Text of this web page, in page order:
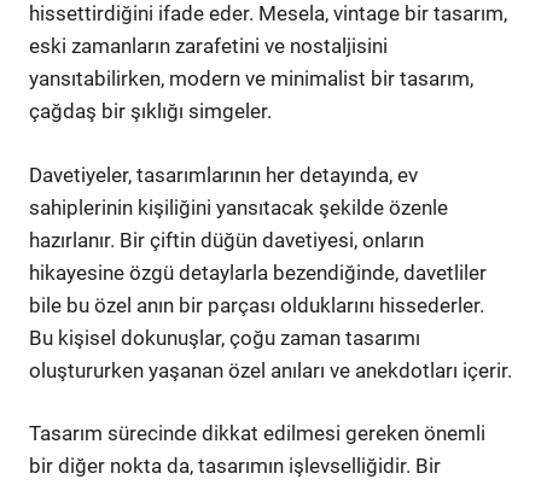
hissettirdiğini ifade eder. Mesela, vintage bir tasarım,
eski zamanların zarafetini ve nostaljisini
yansıtabilirken, modern ve minimalist bir tasarım,
çağdaş bir şıklığı simgeler.
Davetiyeler, tasarımlarının her detayında, ev
sahiplerinin kişiliğini yansıtacak şekilde özenle
hazırlanır. Bir çiftin düğün davetiyesi, onların
hikayesine özgü detaylarla bezendiğinde, davetliler
bile bu özel anın bir parçası olduklarını hissederler.
Bu kişisel dokunuşlar, çoğu zaman tasarımı
oluştururken yaşanan özel anıları ve anekdotları içerir.
Tasarım sürecinde dikkat edilmesi gereken önemli
bir diğer nokta da, tasarımın işlevselliğidir. Bir